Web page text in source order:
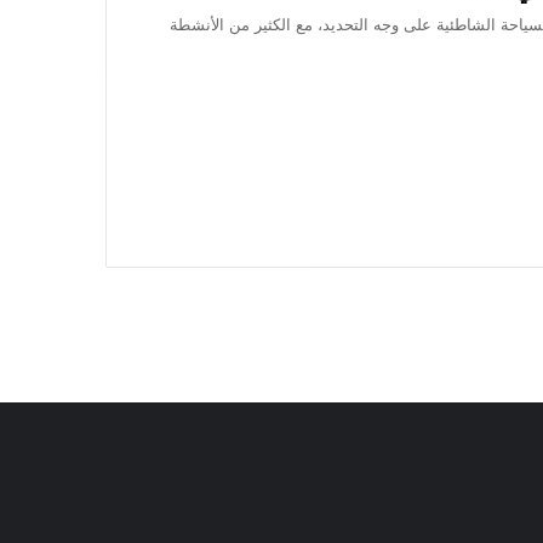
الشاطئية على وجه التحديد، مع الكثير من الأنشطة